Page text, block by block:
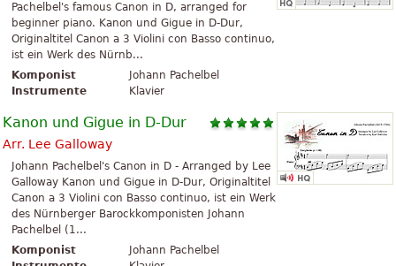
Pachelbel's famous Canon in D, arranged for
beginner piano. Kanon und Gigue in D-Dur,
Originaltitel Canon a 3 Violini con Basso continuo,
ist ein Werk des Nürnb...
Komponist
Johann Pachelbel
Instrumente
Klavier
Kanon und Gigue in D-Dur
Arr. Lee Galloway
Johann Pachelbel's Canon in D - Arranged by Lee
Galloway Kanon und Gigue in D-Dur, Originaltitel
Canon a 3 Violini con Basso continuo, ist ein Werk
des Nürnberger Barockkomponisten Johann
Pachelbel (1...
Komponist
Johann Pachelbel